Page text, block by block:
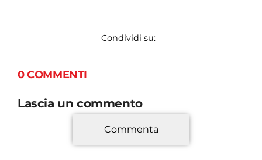
Condividi su:
0 COMMENTI
Lascia un commento
*
Commenta